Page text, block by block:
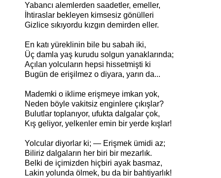
Yabancı alemlerden saadetler, emeller,
İhtiraslar bekleyen kimsesiz gönülleri
Gizlice sıkıyordu kızgın demirden eller.
En katı yüreklinin bile bu sabah iki,
Üç damla yaş kurudu solgun yanaklarında;
Açılan yolcuların hepsi hissetmişti ki
Bugün de erişilmez o diyara, yarın da...
Mademki o iklime erişmeye imkan yok,
Neden böyle vakitsiz enginlere çıkışlar?
Bulutlar toplanıyor, ufukta dalgalar çok,
Kış geliyor, yelkenler emin bir yerde kışlar!
Yolcular diyorlar ki; — Erişmek ümidi az;
Biliriz dalgaların her biri bir mezarlık.
Belki de içimizden hiçbiri ayak basmaz,
Lakin yolunda ölmek, bu da bir bahtiyarlık!